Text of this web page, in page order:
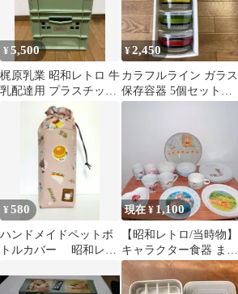
¥5,500
梶原乳業 昭和レトロ 牛
乳配達用 プラスチック
コンテナ 収納ボック
ス 二箱セット
¥2,450
カラフルライン ガラス
保存容器 5個セット
昭和レトロ
¥580
ハンドメイドペットボ
トルカバー 昭和レト
現在 ¥ 1,100
【昭和レトロ/当時物】
キャラクター食器 まと
め